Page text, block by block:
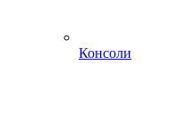
Консоли